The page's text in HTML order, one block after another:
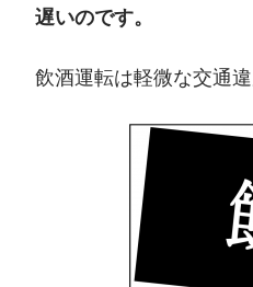
遅いのです。
飲酒運転は軽微な交通